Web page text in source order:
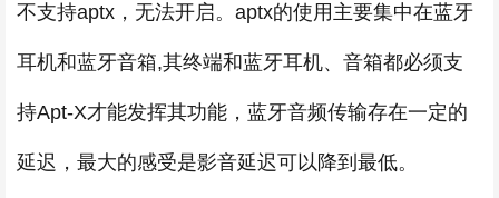
不支持aptx，无法开启。aptx的使用主要集中在蓝牙
耳机和蓝牙音箱,其终端和蓝牙耳机、音箱都必须支
持Apt-X才能发挥其功能，蓝牙音频传输存在一定的
延迟，最大的感受是影音延迟可以降到最低。